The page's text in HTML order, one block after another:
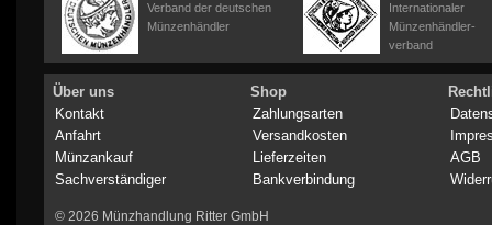
Verband der deutschen
Münzenhändler
Internationaler
Münzenhändler-
verband
Über uns
Kontakt
Anfahrt
Münzankauf
Sachverständiger
Shop
Zahlungsarten
Versandkosten
Lieferzeiten
Bankverbindung
AGB
© 2026 Münzhandlung Ritter GmbH